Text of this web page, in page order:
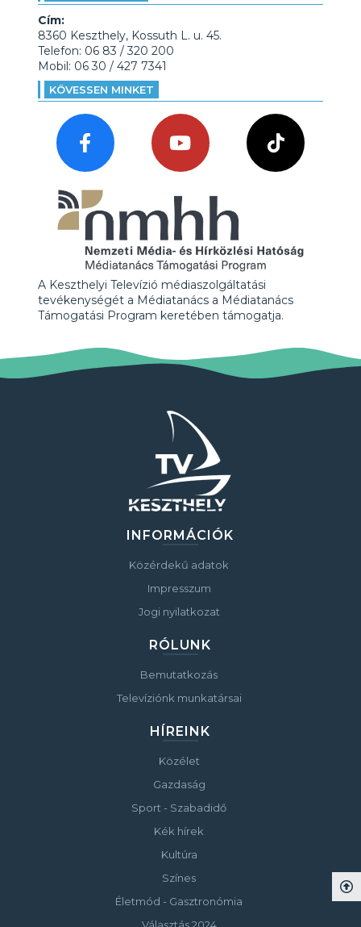
Cím:
8360 Keszthely, Kossuth L. u. 45.
Telefon: 06 83 / 320 200
Mobil: 06 30 / 427 7341
KÖVESSEN MINKET
A Keszthelyi Televízió médiaszolgáltatási
tevékenységét a Médiatanács a Médiatanács
Támogatási Program keretében támogatja.
INFORMÁCIÓK
Közérdekű adatok
Impresszum
Jogi nyilatkozat
RÓLUNK
Bemutatkozás
Televíziónk munkatársai
HÍREINK
Közélet
Gazdaság
Sport - Szabadidő
Kék hírek
Kultúra
Színes
Életmód - Gasztronómia